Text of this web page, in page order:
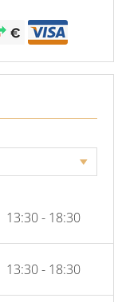
13:30 - 18:30
13:30 - 18:30